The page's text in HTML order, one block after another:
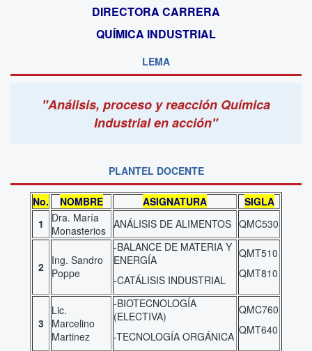
DIRECTORA CARRERA
QUÍMICA INDUSTRIAL
LEMA
"Análisis, proceso y reacción Química
Industrial en acción"
PLANTEL DOCENTE
No. NOMBRE ASIGNATURA
SIGLA
1
Dra. María
Monasterios ANÁLISIS DE ALIMENTOS QMC530
2
Ing. Sandro
Poppe
-BALANCE DE MATERIA Y
ENERGÍA
-CATÁLISIS INDUSTRIAL
QMT510
QMT810
3
Lic.
Marcelino
Martinez
-BIOTECNOLOGÍA
(ELECTIVA)
-TECNOLOGÍA ORGÁNICA
QMC760
QMT640